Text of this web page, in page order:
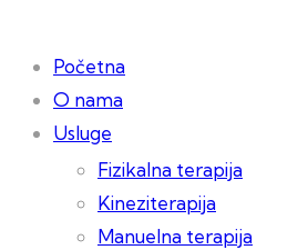
Početna
O nama
Usluge
Fizikalna terapija
Kineziterapija
Manuelna terapija